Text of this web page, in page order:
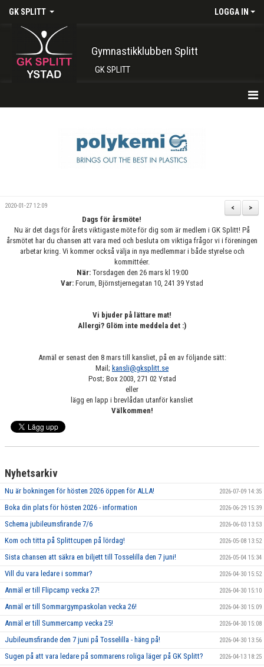
GK SPLITT LOGGA IN
Gymnastikklubben Splitt
GK SPLITT
>
<
2020-01-27 12:09
Dags för årsmöte!
Nu är det dags för årets viktigaste möte för dig som är medlem i GK Splitt! På
årsmötet har du chansen att vara med och besluta om viktiga frågor vi i föreningen
arbetar kring. Vi kommer också välja in nya medlemmar i både styrelse och
kommittéer.
När:Torsdagen den 26 mars kl 19:00
Var: Forum, Björnstjernegatan 10, 241 39 Ystad
Vi bjuder på lättare mat!
Allergi? Glöm inte meddela det :)
Anmäl er senast den 8 mars till kansliet, på en av följande sätt:
Mail; kansli@gksplitt.se
Post; Box 2003, 271 02 Ystad
eller
lägg en lapp i brevlådan utanför kansliet
Välkommen!
Nyhetsarkiv
Nu är bokningen för hösten 2026 öppen för ALLA! 2026-07-09 14:35
Boka din plats för hösten 2026 - information 2026-06-29 15:39
Schema jubileumsfirande 7/6 2026-06-03 13:53
Kom och titta på Splittcupen på lördag! 2026-05-08 13:52
Sista chansen att säkra en biljett till Tosselilla den 7 juni! 2026-05-04 15:34
Vill du vara ledare i sommar? 2026-04-30 15:52
Anmäl er till Flipcamp vecka 27! 2026-04-30 15:10
Anmäl er till Sommargympaskolan vecka 26! 2026-04-30 15:09
Anmäl er till Summercamp vecka 25! 2026-04-30 15:08
Jubileumsfirande den 7 juni på Tosselilla - häng på! 2026-04-30 13:56
Sugen på att vara ledare på sommarens roliga läger på GK Splitt? 2026-04-13 18:25